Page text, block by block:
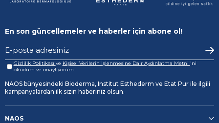
En son güncellemeler ve haberler için abone ol!
Gizlilik Politikası ve Kişisel Verilerin İşlenmesine Dair Aydınlatma Metni 'ni
okudum ve onaylıyorum.
NAOS bünyesindeki Bioderma, Institut Esthederm ve Etat Pur ile ilgili
kampanyalardan ilk sizin haberiniz olsun.
NAOS